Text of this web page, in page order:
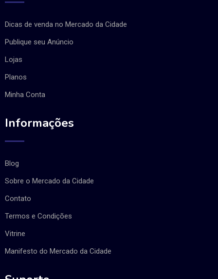
Dicas de venda no Mercado da Cidade
Publique seu Anúncio
Lojas
Planos
Minha Conta
Informações
Blog
Sobre o Mercado da Cidade
Contato
Termos e Condições
Vitrine
Manifesto do Mercado da Cidade